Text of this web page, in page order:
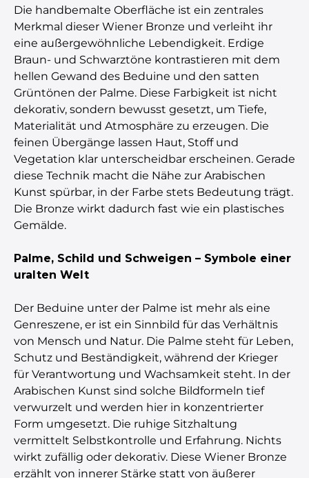
Die handbemalte Oberfläche ist ein zentrales
Merkmal dieser Wiener Bronze und verleiht ihr
eine außergewöhnliche Lebendigkeit. Erdige
Braun- und Schwarztöne kontrastieren mit dem
hellen Gewand des Beduine und den satten
Grüntönen der Palme. Diese Farbigkeit ist nicht
dekorativ, sondern bewusst gesetzt, um Tiefe,
Materialität und Atmosphäre zu erzeugen. Die
feinen Übergänge lassen Haut, Stoff und
Vegetation klar unterscheidbar erscheinen. Gerade
diese Technik macht die Nähe zur Arabischen
Kunst spürbar, in der Farbe stets Bedeutung trägt.
Die Bronze wirkt dadurch fast wie ein plastisches
Gemälde.
Palme, Schild und Schweigen – Symbole einer
uralten Welt
Der Beduine unter der Palme ist mehr als eine
Genreszene, er ist ein Sinnbild für das Verhältnis
von Mensch und Natur. Die Palme steht für Leben,
Schutz und Beständigkeit, während der Krieger
für Verantwortung und Wachsamkeit steht. In der
Arabischen Kunst sind solche Bildformeln tief
verwurzelt und werden hier in konzentrierter
Form umgesetzt. Die ruhige Sitzhaltung
vermittelt Selbstkontrolle und Erfahrung. Nichts
wirkt zufällig oder dekorativ. Diese Wiener Bronze
erzählt von innerer Stärke statt von äußerer